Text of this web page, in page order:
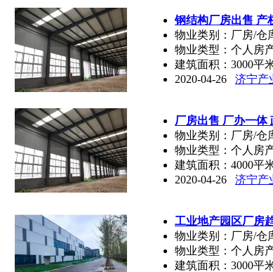
钢结构厂房出售 产
物业类别：厂房/仓
物业类型：个人房
建筑面积：3000平
2020-04-26
济宁产
厂房出售 厂办一体
物业类别：厂房/仓
物业类型：个人房
建筑面积：4000平
2020-04-26
济宁产
工业地产园区厂房
物业类别：厂房/仓
物业类型：个人房
建筑面积：3000平